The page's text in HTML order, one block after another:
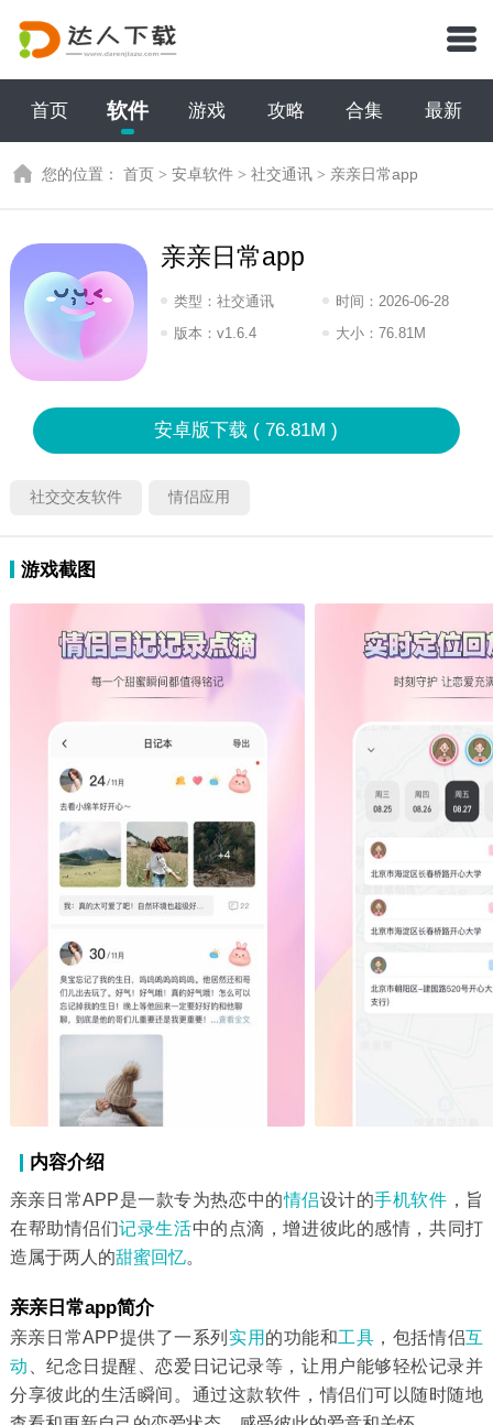
首页 软件 游戏 攻略 合集 最新
您的位置：首页 >安卓软件 >社交通讯 > 亲亲日常app
亲亲日常app
类型：社交通讯 时间： 2026-06-28
08:2026
版本：v1.6.4 大小： 76.81M
安卓版下载 ( 76.81M )
社交交友软件 情侣应用
游戏截图
内容介绍
亲亲日常APP是一款专为热恋中的情侣设计的手机软件 ，旨
在帮助情侣们记录生活中的点滴，增进彼此的感情，共同打
造属于两人的甜蜜回忆。
亲亲日常app简介
亲亲日常APP提供了一系列 实用 的功能和工具 ，包括情侣互
动 、纪念日提醒、恋爱日记记录等，让用户能够轻松记录并
分享彼此的生活瞬间。通过这款软件，情侣们可以随时随地